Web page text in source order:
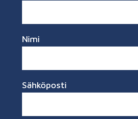
Nimi
Sähköposti